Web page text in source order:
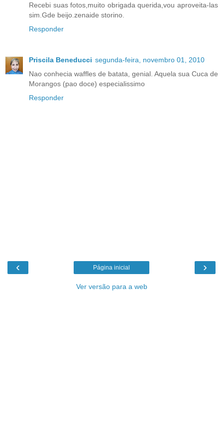
Recebi suas fotos,muito obrigada querida,vou aproveita-las
sim.Gde beijo.zenaide storino.
Responder
Priscila Beneducci segunda-feira, novembro 01, 2010
Nao conhecia waffles de batata, genial. Aquela sua Cuca de
Morangos (pao doce) especialissimo
Responder
‹ ›
Página inicial
Ver versão para a web